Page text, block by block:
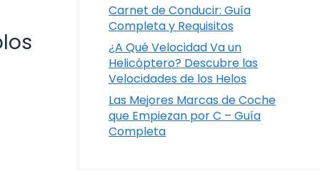
Carnet de Conducir: Guía
Completa y Requisitos
¿A Qué Velocidad Va un
Helicóptero? Descubre las
Velocidades de los Helos
Las Mejores Marcas de Coche
que Empiezan por C – Guía
Completa